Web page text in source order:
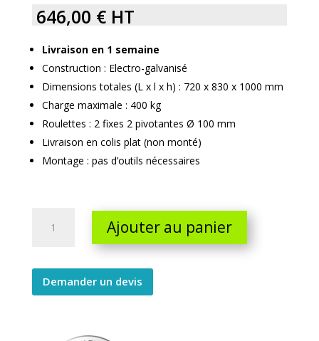
646,00 € HT
Livraison en 1 semaine
Construction : Electro-galvanisé
Dimensions totales (L x l x h) : 720 x 830 x 1000 mm
Charge maximale : 400 kg
Roulettes : 2 fixes 2 pivotantes Ø 100 mm
Livraison en colis plat (non monté)
Montage : pas d’outils nécessaires
compact
Ajouter au panier
Demander un devis